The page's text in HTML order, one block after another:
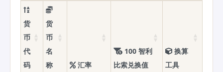
货
币
代
码
货
币
名
称
汇率
100 智利
比索兑换值
换算
工具